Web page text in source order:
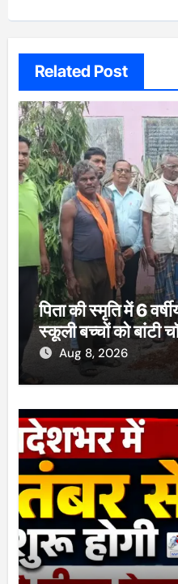
Related Post
पिता की स्मृति में 6
स्कूली बच्चों को बांटी
Aug 8, 2026